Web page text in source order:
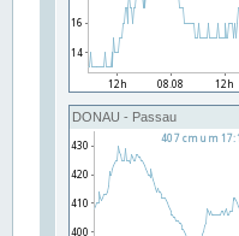
DONAU - Passau